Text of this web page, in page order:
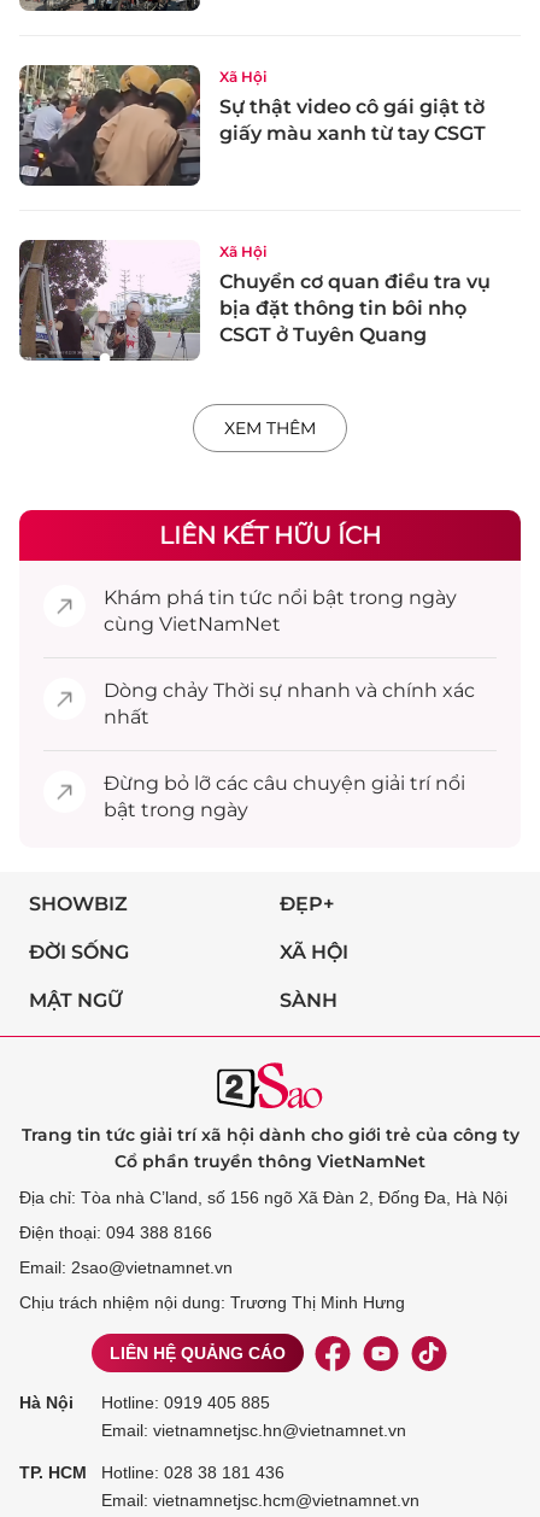
Xã Hội
Sự thật video cô gái giật tờ
giấy màu xanh từ tay CSGT
Xã Hội
Chuyển cơ quan điều tra vụ
bịa đặt thông tin bôi nhọ
CSGT ở Tuyên Quang
XEM THÊM
LIÊN KẾT HỮU ÍCH
Khám phá tin tức nổi bật trong ngày
cùng VietNamNet
Dòng chảy Thời sự nhanh và chính xác
nhất
Đừng bỏ lỡ các câu chuyện giải trínổi
bật trong ngày
SHOWBIZ ĐẸP+
ĐỜI SỐNG XÃ HỘI
MẬT NGỮ SÀNH
Trang tin tức giải trí xã hội dành cho giới trẻ của công ty
Cổ phần truyền thông VietNamNet
Địa chỉ: Tòa nhà C’land, số 156 ngõ Xã Đàn 2, Đống Đa, Hà Nội
Điện thoại: 094 388 8166
Email: 2sao@vietnamnet.vn
Chịu trách nhiệm nội dung: Trương Thị Minh Hưng
LIÊN HỆ QUẢNG CÁO
Hà Nội Hotline: 0919 405 885
Email: vietnamnetjsc.hn@vietnamnet.vn
TP. HCM Hotline: 028 38 181 436
Email: vietnamnetjsc.hcm@vietnamnet.vn